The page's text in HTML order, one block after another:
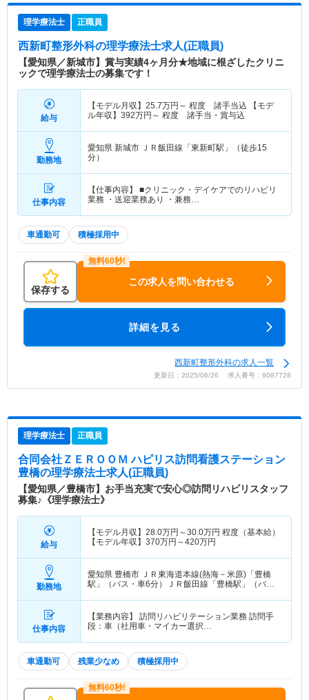
理学療法士 正職員
西新町整形外科の理学療法士求人(正職員)
【愛知県／新城市】賞与実績4ヶ月分★地域に根ざしたクリニ
ックで理学療法士の募集です！
給与
【モデル月収】 25.7万円～ 程度 諸手当込 【モデ
ル年収】 392万円～ 程度 諸手当・賞与込
勤務地
愛知県 新城市 ＪＲ飯田線「東新町駅」（徒歩15
分）
仕事内容
【仕事内容】 ■クリニック・デイケアでのリハビリ
業務 ・送迎業務あり ・兼務…
車通勤可 積極採用中
保存する
この求人を問い合わせる
詳細を見る
西新町整形外科の求人一覧
更新日：2025/06/26 求人番号：9087728
理学療法士 正職員
合同会社ＺＥＲＯＯＭ ハピリス訪問看護ステーション
豊橋の理学療法士求人(正職員)
【愛知県／豊橋市】お手当充実で安心◎訪問リハビリスタッフ
募集♪《理学療法士》
給与
【モデル月収】 28.0万円～30.0万円 程度（基本給）
【モデル年収】 370万円～420万円
勤務地
愛知県 豊橋市 ＪＲ東海道本線(熱海－米原)「豊橋
駅」（バス・車6分）ＪＲ飯田線「豊橋駅」（バ
仕事内容
【業務内容】 訪問リハビリテーション業務 訪問手
段：車（社用車・マイカー選択…
車通勤可 残業少なめ 積極採用中